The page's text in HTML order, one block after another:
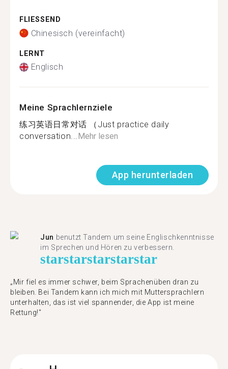
FLIESSEND
Chinesisch (vereinfacht)
LERNT
Englisch
Meine Sprachlernziele
练习英语日常对话 （Just practice daily
conversation...Mehr lesen
App herunterladen
Jun benutzt Tandem um seine Englischkenntnisse
im Sprechen und Hören zu verbessern.
starstarstarstarstar
„Mir fiel es immer schwer, beim Sprachenüben dran zu
bleiben. Bei Tandem kann ich mich mit Muttersprachlern
unterhalten, das ist viel spannender, die App ist meine
Rettung!"